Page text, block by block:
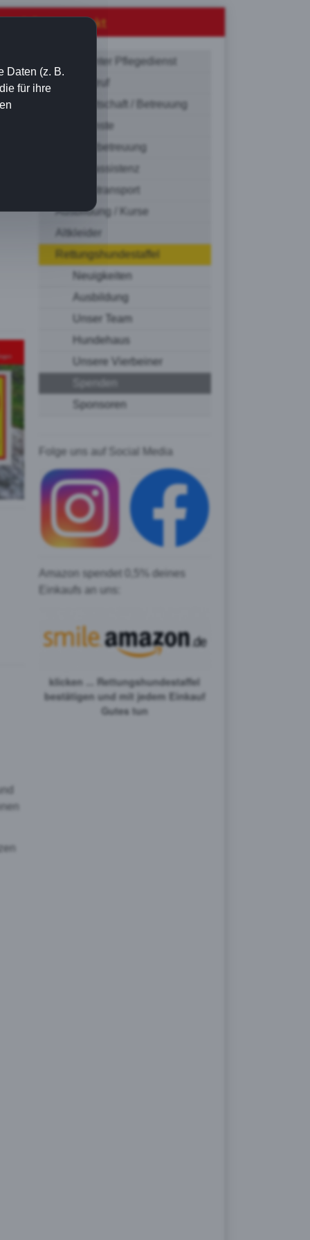
Kontakt
Ambulanter Pflegedienst
Hausnotruf
Hauswirtschaft / Betreuung
Fahrdienste
Demenzbetreuung
Schülerassistenz
Krankentransport
Ausbildung / Kurse
Altkleider
Rettungshundestaffel
Neuigkeiten
Ausbildung
Unser Team
Hundehaus
Unsere Vierbeiner
Spenden
Sponsoren
Folge uns auf Social Media
Amazon spendet 0,5% deines
Einkaufs an uns:
klicken ... Rettungshundestaffel
bestätigen und mit jedem Einkauf
Gutes tun
Daten (z. B.
für ihre